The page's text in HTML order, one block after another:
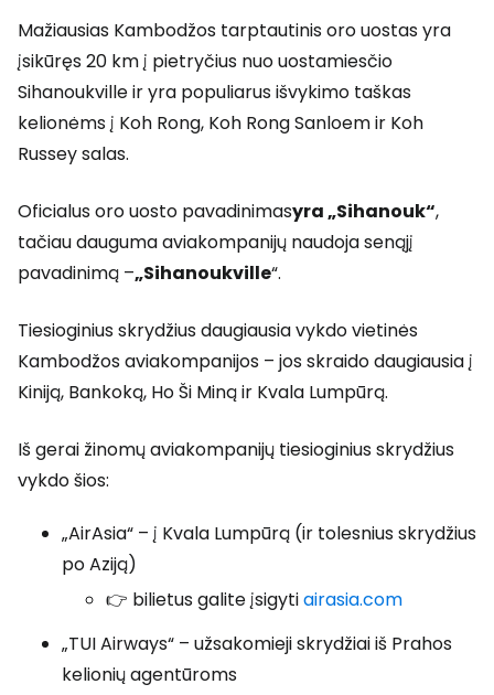
Mažiausias Kambodžos tarptautinis oro uostas yra
įsikūręs 20 km į pietryčius nuo uostamiesčio
Sihanoukville ir yra populiarus išvykimo taškas
kelionėms į Koh Rong, Koh Rong Sanloem ir Koh
Russey salas.
Oficialus oro uosto pavadinimasyra „Sihanouk“,
tačiau dauguma aviakompanijų naudoja senąjį
pavadinimą –„Sihanoukville“.
Tiesioginius skrydžius daugiausia vykdo vietinės
Kambodžos aviakompanijos – jos skraido daugiausia į
Kiniją, Bankoką, Ho Ši Miną ir Kvala Lumpūrą.
Iš gerai žinomų aviakompanijų tiesioginius skrydžius
vykdo šios:
„AirAsia“ – į Kvala Lumpūrą (ir tolesnius skrydžius
po Aziją)
👉 bilietus galite įsigytiairasia.com
„TUI Airways“ – užsakomieji skrydžiai iš Prahos
kelionių agentūroms